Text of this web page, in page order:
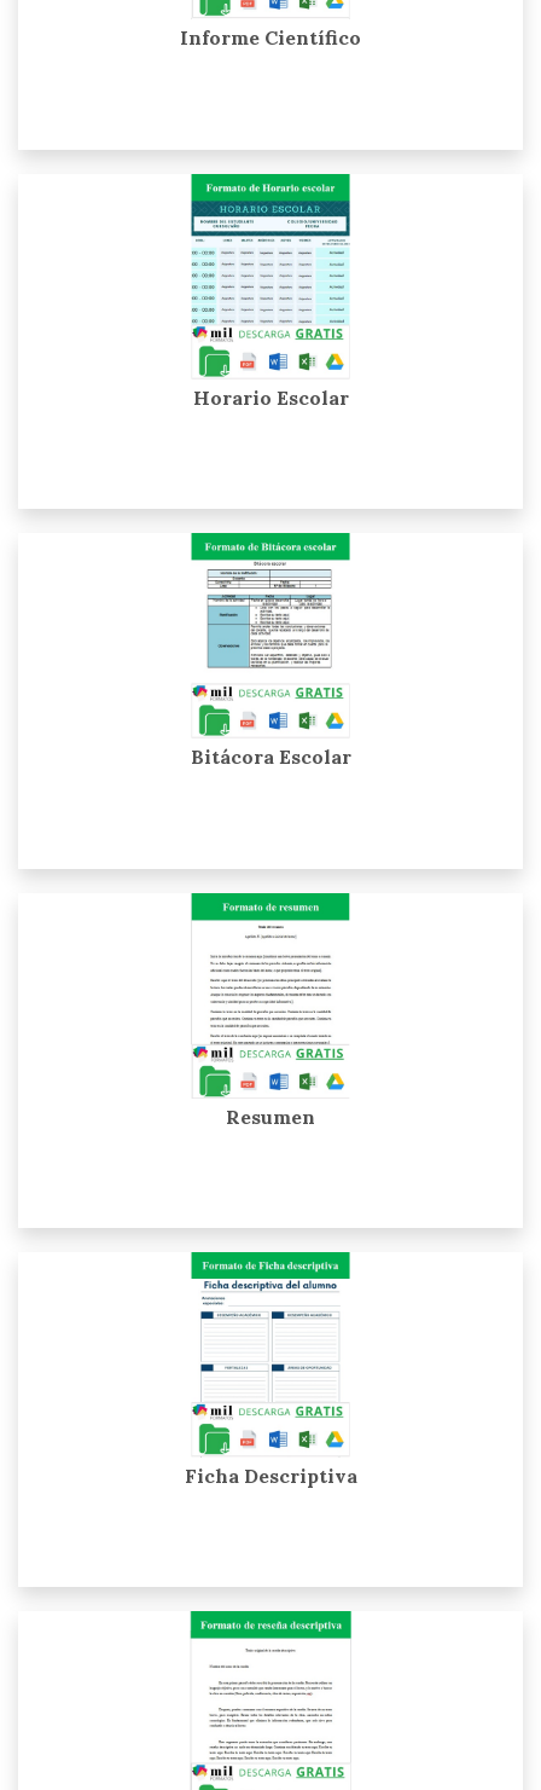
Informe Científico
Horario Escolar
Bitácora Escolar
Resumen
Ficha Descriptiva